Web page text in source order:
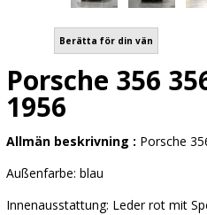
Berätta för din vän
Porsche 356
1956
Allmän beskrivning : Porsche
Außenfarbe: blau
Innenausstattung: Leder rot mit